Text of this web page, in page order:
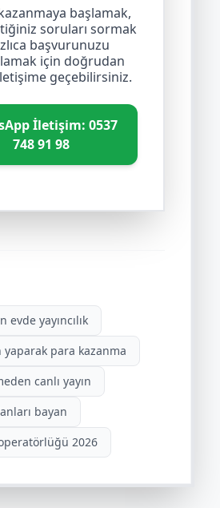
başlamak,
soruları sormak
başvurunuzu
için doğrudan
geçebilirsiniz.
İletişim: 0537
748 91 98
yayıncılık
yaparak para kazanma
canlı yayın
bayan
2026